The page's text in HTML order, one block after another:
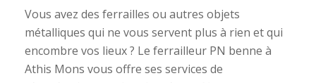
Vous avez des ferrailles ou autres objets
métalliques qui ne vous servent plus à rien et qui
encombre vos lieux ? Le ferrailleur PN benne à
Athis Mons vous offre ses services de